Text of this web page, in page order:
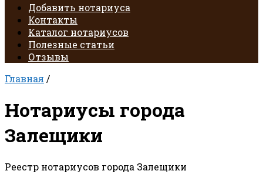
Добавить нотариуса
Контакты
Каталог нотариусов
Полезные статьи
Отзывы
Главная /
Нотариусы города
Залещики
Реестр нотариусов города Залещики